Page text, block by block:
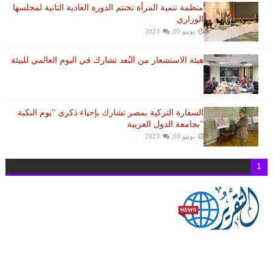
منظمة تنمية المرأة تختتم الدورة العادية الثانية لمجلسها
الوزاري
يونيو 09, 2023
هيئة الاستشعار من البُعد تشارك في اليوم العالمي للبيئة
السفارة التركية بمصر تشارك بإحياء ذكرى "يوم النكبة
"بجامعة الدول العربية
يونيو 09, 2023
1